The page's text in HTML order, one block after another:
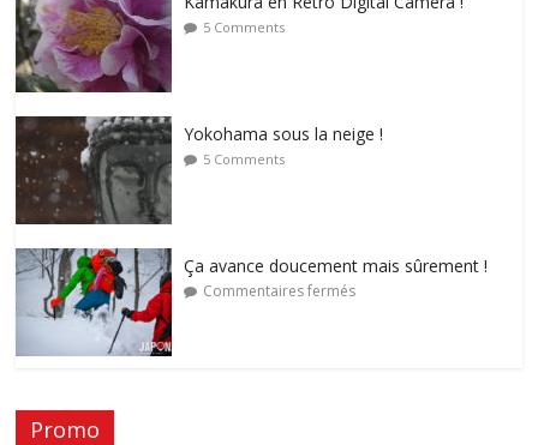
5 Comments
Yokohama sous la neige !
5 Comments
Ça avance doucement mais sûrement !
Commentaires fermés
Promo